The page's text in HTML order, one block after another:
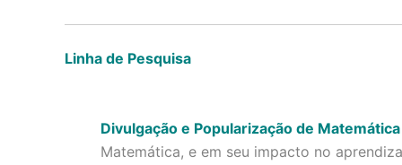
Linha de Pesquisa
Divulgação e Popularização de
Matemática, e em seu impacto no